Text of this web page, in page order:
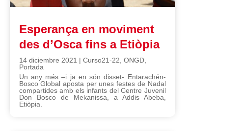
Esperança en moviment
des d’Osca fins a Etiòpia
14 diciembre 2021 | Curso21-22, ONGD,
Portada
Un any més –i ja en són disset- Entarachén-
Bosco Global aposta per unes festes de Nadal
compartides amb els infants del Centre Juvenil
Don Bosco de Mekanissa, a Addis Abeba,
Etiòpia.